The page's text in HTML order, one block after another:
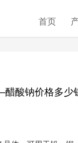
首页
酸钠价格多少